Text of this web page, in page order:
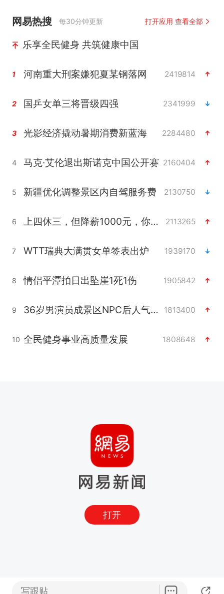
网易热搜 每30分钟更新 打开应用 查看全部
乐享全民健身 共筑健康中国
1 河南重大刑案嫌犯夏某钢落网 2419814
2 国乒女单三将晋级四强 2341999
3 光影经济撬动暑期消费新蓝海 2284480
4 马克·艾伦退出斯诺克中国公开赛 2160404
5 新疆优化调整景区内自驾服务费 2130750
6 上四休三，但降薪1000元，你接受吗？ 2113265
7 WTT瑞典大满贯女单签表出炉 1939170
8 情侣平潭拍日出坠崖1死1伤 1905842
9 36岁男演员成景区NPC后人气爆棚 1813400
10 全民健身事业高质量发展 1808648
打开
写跟贴